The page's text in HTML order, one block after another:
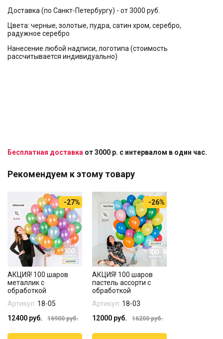
Доставка (по Санкт-Петербургу) - от 3000 руб.
Цвета: черные, золотые, пудра, сатин хром, серебро,
радужное серебро
Нанесение любой надписи, логотипа (стоимость
рассчитывается индивидуально)
Бесплатная доставка от 3000 р. с интервалом в один час.
Рекомендуем к этому товару
-27%
АКЦИЯ! 100 шаров
металлик с
обработкой
Артикул: 18-05
12400 руб. 16900руб.
-26%
АКЦИЯ! 100 шаров
пастель ассорти с
обработкой
Артикул: 18-03
12000 руб. 16200руб.